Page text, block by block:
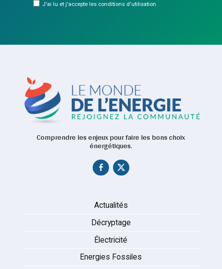
J'ai lu et j'accepte les conditions d'utilisation
Comprendre les enjeux pour faire les bons choix
énergétiques.
Actualités
Décryptage
Électricité
Energies Fossiles